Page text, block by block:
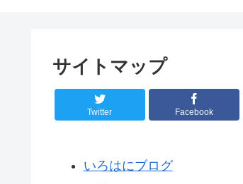
サイトマップ
Twitter Facebook
いろはにブログ